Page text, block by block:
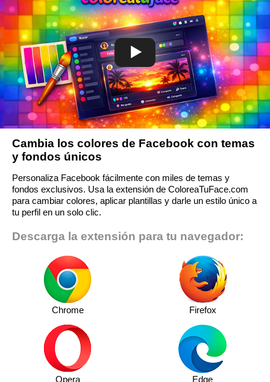
Cambia los colores de Facebook con temas
y fondos únicos
Personaliza Facebook fácilmente con miles de temas y
fondos exclusivos. Usa la extensión de ColoreaTuFace.com
para cambiar colores, aplicar plantillas y darle un estilo único a
tu perfil en un solo clic.
Descarga la extensión para tu navegador:
Chrome Firefox
Opera Edge